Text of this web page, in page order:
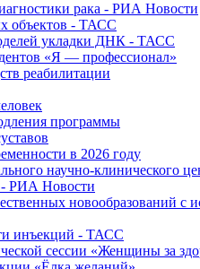
рака - РИА Новости
объектов - ТАСС
укладки ДНК - ТАСС
«Я — профессионал»
реабилитации
программы
в 2026 году
научно-клинического
- РИА Новости
новообразований с
инъекций - ТАСС
сессии «Женщины за